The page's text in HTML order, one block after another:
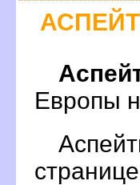
Европы
странице